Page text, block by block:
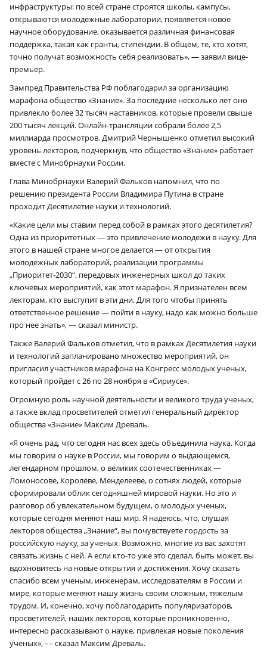
инфраструктуры: по всей стране строятся школы, кампусы,
открываются молодежные лаборатории, появляется новое
научное оборудование, оказывается различная финансовая
поддержка, такая как гранты, стипендии. В общем, те, кто хотят,
точно получат возможность себя реализовать», — заявил вице-
премьер.
Зампред Правительства РФ поблагодарил за организацию
марафона общество «Знание». За последние несколько лет оно
привлекло более 32 тысяч наставников, которые провели свыше
200 тысяч лекций. Онлайн-трансляции собрали более 2,5
миллиарда просмотров. Дмитрий Чернышенко отметил высокий
уровень лекторов, подчеркнув, что общество «Знание» работает
вместе с Минобрнауки России.
Глава Минобрнауки Валерий Фальков напомнил, что по
решению президента России Владимира Путина в стране
проходит Десятилетие науки и технологий.
«Какие цели мы ставим перед собой в рамках этого десятилетия?
Одна из приоритетных — это привлечение молодежи в науку. Для
этого в нашей стране многое делается — от открытия
молодежных лабораторий, реализации программы
„Приоритет-2030“, передовых инженерных школ до таких
ключевых мероприятий, как этот марафон. Я признателен всем
лекторам, кто выступит в эти дни. Для того чтобы принять
ответственное решение — пойти в науку, надо как можно больше
про нее знать», — сказал министр.
Также Валерий Фальков отметил, что в рамках Десятилетия науки
и технологий запланировано множество мероприятий, он
пригласил участников марафона на Конгресс молодых ученых,
который пройдет с 26 по 28 ноября в «Сириусе».
Огромную роль научной деятельности и великого труда ученых,
а также вклад просветителей отметил генеральный директор
общества «Знание» Максим Древаль.
«Я очень рад, что сегодня нас всех здесь объединила наука. Когда
мы говорим о науке в России, мы говорим о выдающемся,
легендарном прошлом, о великих соотечественниках —
Ломоносове, Королёве, Менделееве, о сотнях людей, которые
сформировали облик сегодняшней мировой науки. Но это и
разговор об увлекательном будущем, о молодых ученых,
которые сегодня меняют наш мир. Я надеюсь, что, слушая
лекторов общества „Знание“, вы почувствуете гордость за
российскую науку, за ученых. Возможно, многие из вас захотят
связать жизнь с ней. А если кто-то уже это сделал, быть может, вы
вдохновитесь на новые открытия и достижения. Хочу сказать
спасибо всем ученым, инженерам, исследователям в России и
мире, которые меняют нашу жизнь своим сложным, тяжелым
трудом. И, конечно, хочу поблагодарить популяризаторов,
просветителей, наших лекторов, которые проникновенно,
интересно рассказывают о науке, привлекая новые поколения
ученых», –– сказал Максим Древаль.